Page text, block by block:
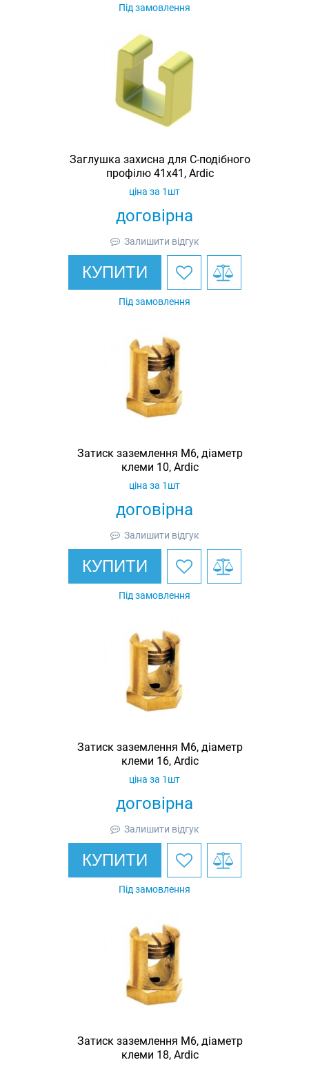
Під замовлення
Заглушка захисна для С-подібного
профілю 41х41, Ardic
договірна
ціна за 1шт
Залишити відгук
КУПИТИ
Під замовлення
Затиск заземлення M6, діаметр
клеми 10, Ardic
договірна
ціна за 1шт
Залишити відгук
КУПИТИ
Під замовлення
Затиск заземлення M6, діаметр
клеми 16, Ardic
договірна
ціна за 1шт
Залишити відгук
КУПИТИ
Під замовлення
Затиск заземлення M6, діаметр
клеми 18, Ardic